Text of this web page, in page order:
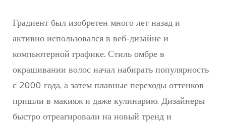
Градиент был изобретен много лет назад и
активно использовался в веб-дизайне и
компьютерной графике. Стиль омбре в
окрашивании волос начал набирать популярность
с 2000 года, а затем плавные переходы оттенков
пришли в макияж и даже кулинарию. Дизайнеры
быстро отреагировали на новый тренд и